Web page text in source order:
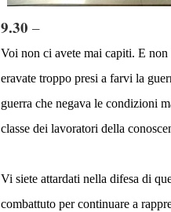
9.30 –
Voi non ci avete mai capiti. E non
eravate troppo presi a farvi la
guerra che negava le condizioni
classe dei lavoratori della
Vi siete attardati nella difesa di
combattuto per continuare a